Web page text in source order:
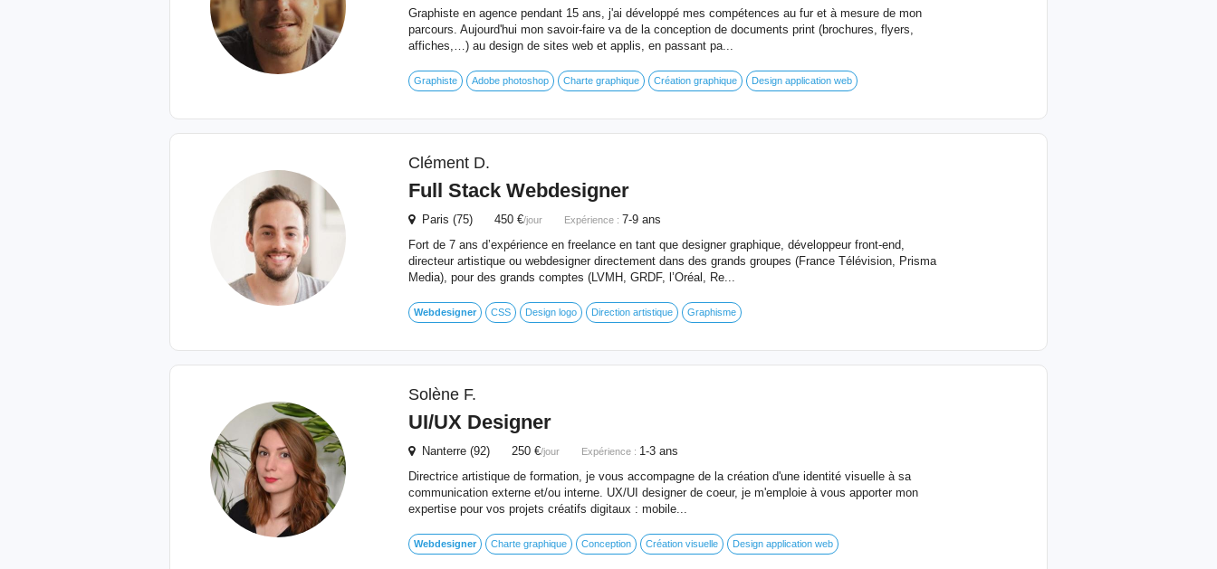
Graphiste en agence pendant 15 ans, j'ai développé mes compétences au fur et à mesure de mon
parcours. Aujourd'hui mon savoir-faire va de la conception de documents print (brochures, flyers,
affiches,…) au design de sites web et applis, en passant pa...
Graphiste Adobe photoshop Charte graphique Création graphique Design application web
Clément D.
Full Stack Webdesigner
Paris (75) 450 €/jour Expérience : 7-9 ans
Fort de 7 ans d’expérience en freelance en tant que designer graphique, développeur front-end,
directeur artistique ou webdesigner directement dans des grands groupes (France Télévision, Prisma
Media), pour des grands comptes (LVMH, GRDF, l’Oréal, Re...
Webdesigner CSS Design logo Direction artistique Graphisme
Solène F.
UI/UX Designer
Nanterre (92) 250 €/jour Expérience : 1-3 ans
Directrice artistique de formation, je vous accompagne de la création d'une identité visuelle à sa
communication externe et/ou interne. UX/UI designer de coeur, je m'emploie à vous apporter mon
expertise pour vos projets créatifs digitaux : mobile...
Webdesigner Charte graphique Conception Création visuelle Design application web